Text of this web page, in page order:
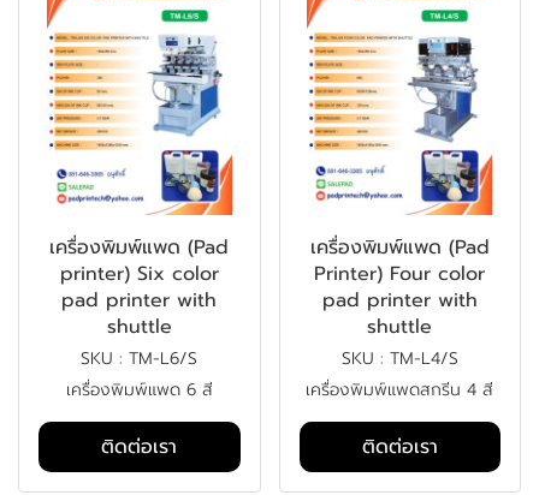
เครื่องพิมพ์แพด (Pad
printer) Six color
pad printer with
shuttle
SKU : TM-L6/S
เครื่องพิมพ์แพด 6 สี
ติดต่อเรา
เครื่องพิมพ์แพด (Pad
Printer) Four color
pad printer with
shuttle
SKU : TM-L4/S
เครื่องพิมพ์แพดสกรีน 4 สี
ติดต่อเรา